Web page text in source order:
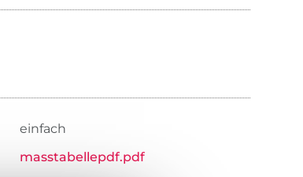
einfach
masstabellepdf.pdf